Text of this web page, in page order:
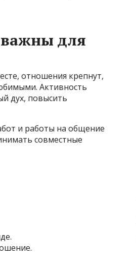
для
отношения крепнут,
Активность
дух, повысить
и работы на общение
совместные